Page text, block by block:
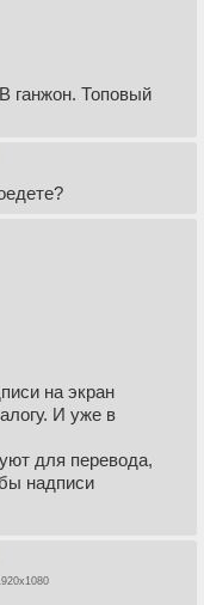
ганжон. Топовый
на экран
И уже в
для перевода,
надписи